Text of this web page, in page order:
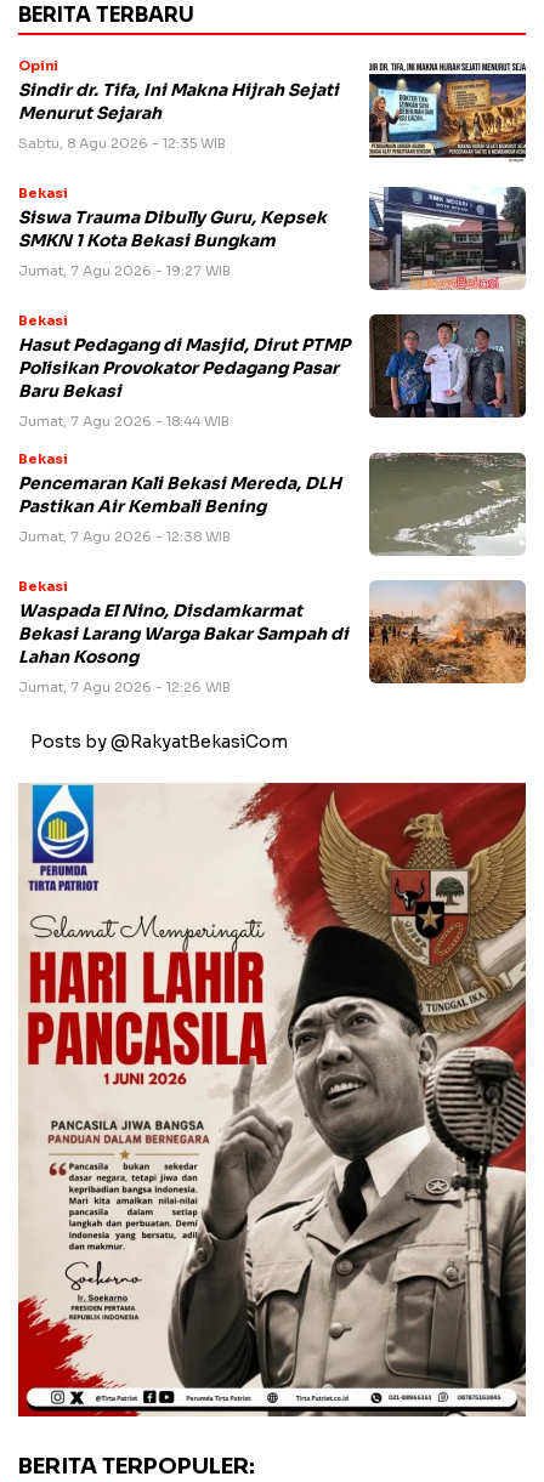
BERITA TERBARU
Opini
Sindir dr. Tifa, Ini Makna Hijrah Sejati
Menurut Sejarah
Sabtu, 8 Agu 2026 - 12:35 WIB
Bekasi
Siswa Trauma Dibully Guru, Kepsek
SMKN 1 Kota Bekasi Bungkam
Jumat, 7 Agu 2026 - 19:27 WIB
Bekasi
Hasut Pedagang di Masjid, Dirut PTMP
Polisikan Provokator Pedagang Pasar
Baru Bekasi
Jumat, 7 Agu 2026 - 18:44 WIB
Bekasi
Pencemaran Kali Bekasi Mereda, DLH
Pastikan Air Kembali Bening
Jumat, 7 Agu 2026 - 12:38 WIB
Bekasi
Waspada El Nino, Disdamkarmat
Bekasi Larang Warga Bakar Sampah di
Lahan Kosong
Jumat, 7 Agu 2026 - 12:26 WIB
Posts by @RakyatBekasiCom
BERITA TERPOPULER: